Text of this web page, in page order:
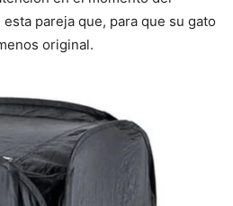
pareja que, para que su gato
original.